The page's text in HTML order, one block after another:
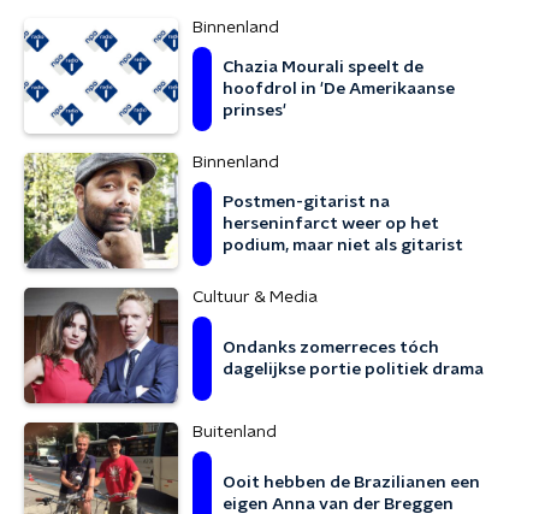
Binnenland
Chazia Mourali speelt de
hoofdrol in 'De Amerikaanse
prinses'
Binnenland
Postmen-gitarist na
herseninfarct weer op het
podium, maar niet als gitarist
Cultuur & Media
Ondanks zomerreces tóch
dagelijkse portie politiek drama
Buitenland
Ooit hebben de Brazilianen een
eigen Anna van der Breggen